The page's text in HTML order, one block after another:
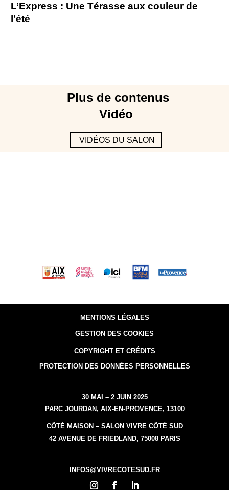
L’Express : Une Térasse aux couleur de
l’été
Plus de contenus
Vidéo
VIDÉOS DU SALON
MENTIONS LÉGALES
GESTION DES COOKIES
COPYRIGHT ET CRÉDITS
PROTECTION DES DONNÉES PERSONNELLES
30 MAI – 2 JUIN 2025
PARC JOURDAN, AIX-EN-PROVENCE, 13100
CÔTÉ MAISON – SALON VIVRE CÔTÉ SUD
42 AVENUE DE FRIEDLAND, 75008 PARIS
INFOS@VIVRECOTESUD.FR